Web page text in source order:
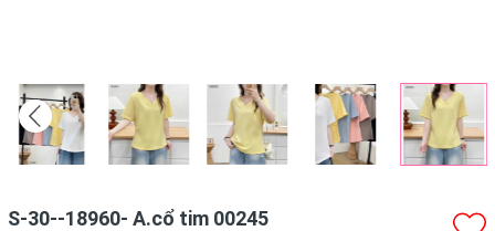
S-30--18960- A.cổ tim 00245